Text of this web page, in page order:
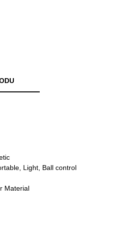
Light, Ball control
Material